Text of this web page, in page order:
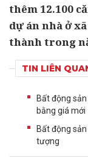
thêm 12.100
dự án nhà ở
thành trong
TIN LIÊN
Bất động
bằng giá mới
Bất động
tượng